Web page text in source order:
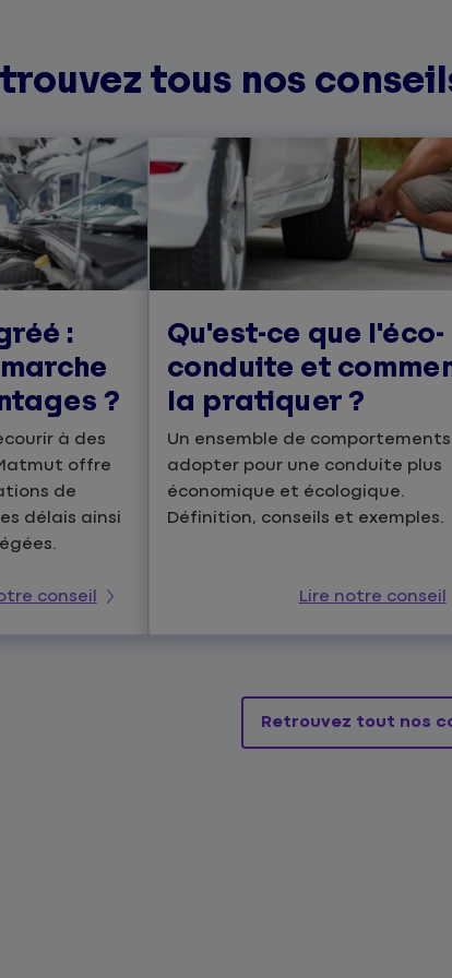
tous nos
:
?
à des
offre
de
délais ainsi
conseil
Qu'est-ce que l'éco-
conduite et
la pratiquer ?
Un ensemble de
adopter pour une conduite plus
économique et écologique.
Définition, conseils et exemples.
Lire notre conseil
Retrouvez tout nos